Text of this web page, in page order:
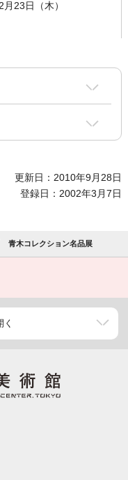
23日（木）
更新日：2010年9月28日
登録日：2002年3月7日
青木コレクション名品展